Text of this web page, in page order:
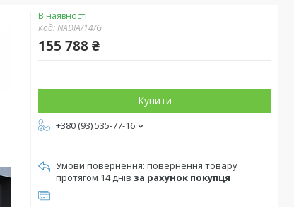
В наявності
Код:NADIA/14/G
155 788 ₴
Купити
+380 (93) 535-77-16
повернення товару
протягом 14 днів за рахунок покупця